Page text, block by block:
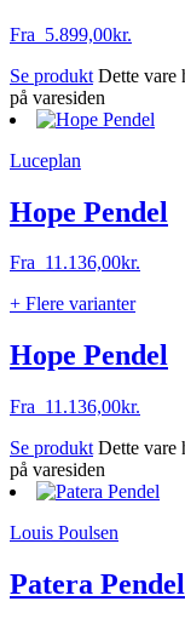
Fra 5.899,00kr.
Se produkt Dette vare
på varesiden
Luceplan
Hope Pendel
Fra 11.136,00kr.
+ Flere varianter
Hope Pendel
Fra 11.136,00kr.
Se produkt Dette vare
på varesiden
Louis Poulsen
Patera Pendel